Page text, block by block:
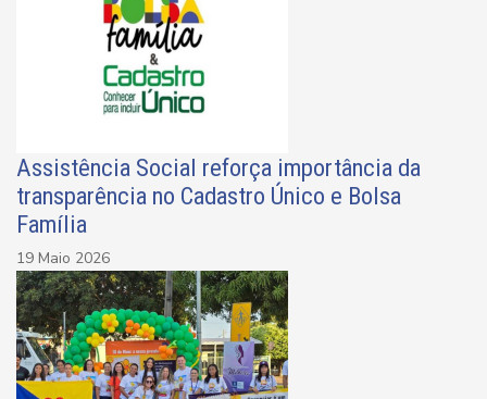
Assistência Social reforça importância da
transparência no Cadastro Único e Bolsa
Família
19 Maio 2026